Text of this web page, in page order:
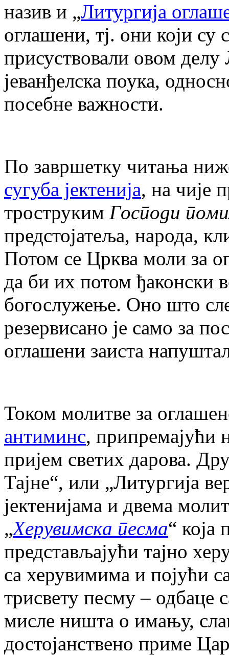
назив и „Литургија
оглашени, тј. они који
присуствовали овом делу
јеванђелска поука,
посебне важности.
По завршетку читања
сугуба јектенија, на чије
троструким Господи
предстојатеља, народа,
Потом се Црква моли за
да би их потом ђаконски
богослужење. Оно што
резервисано је само за
оглашени заиста
Током молитве за
антиминс, припремајући
пријем светих дарова.
Тајне“, или „Литургија
јектенијама и двема
„Херувимска песма“ која
представљајући тајно
са херувимима и појући
трисвету песму – одбаце
мисле ништа о имању,
достојанствено приме